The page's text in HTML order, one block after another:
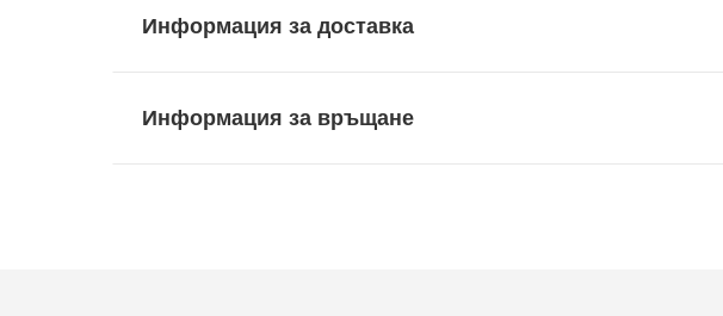
Информация за доставка
Информация за връщане